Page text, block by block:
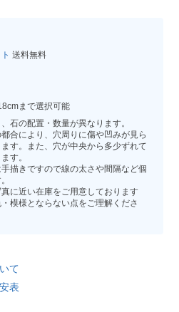
送料無料
まで選択可能
石の配置・数量が異なります。
都合により、穴周りに傷や凹みが見ら
す。また、穴が中央から多少ずれて
す。
手描きですので線の太さや間隔など個
真に近い在庫をご用意しております
模様とならない点をご理解くださ
て
表